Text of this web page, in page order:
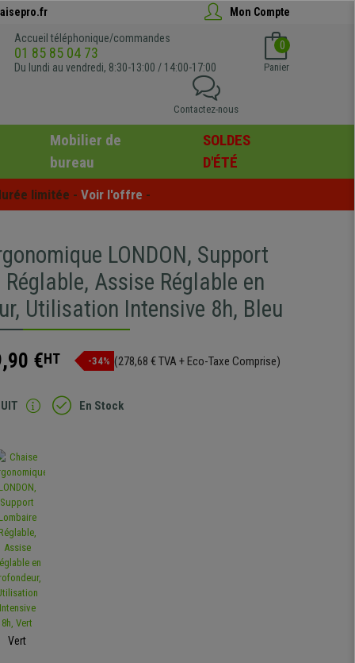
Mon Compte
Accueil téléphonique/commandes
01 85 85 04 73
Du lundi au vendredi, 8:30-13:00 / 14:00-17:00
0
Panier
Contactez-nous
Mobilier de
bureau
SOLDES
D'ÉTÉ
limitée - Voir l'offre -
LONDON, Support
Assise Réglable en
Utilisation Intensive 8h, Bleu
€HT -34% (278,68 € TVA + Eco-Taxe Comprise)
En Stock
Vert